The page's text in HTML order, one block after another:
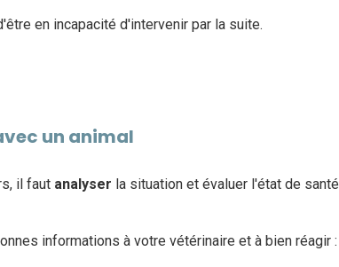
en incapacité d'intervenir par la suite.
un animal
il faut analyser la situation et évaluer l'état de santé
informations à votre vétérinaire et à bien réagir :